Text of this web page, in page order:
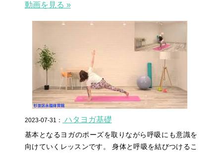
動画を見る »
2023-07-31： ハタヨガ基礎
基本となるヨガのポーズを取りながら呼吸にも意識を
向けていくレッスンです。 身体と呼吸を結びつけるこ